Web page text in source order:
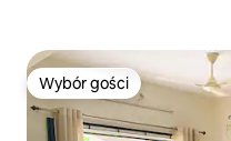
Wybór gości
Wybór gości